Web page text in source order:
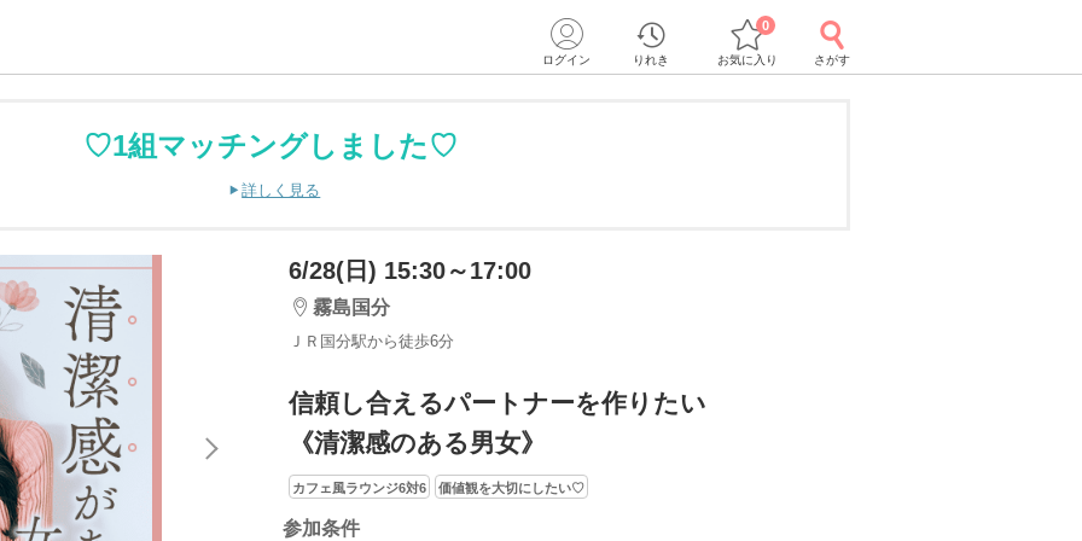
ログイン りれき お気に入り
0
さがす
♡1組マッチングしました♡
詳しく見る
6/28(日) 15:30～17:00
霧島国分
ＪＲ国分駅から徒歩6分
信頼し合えるパートナーを作りたい
《清潔感のある男女》
カフェ風ラウンジ6対6 価値観を大切にしたい♡
参加条件